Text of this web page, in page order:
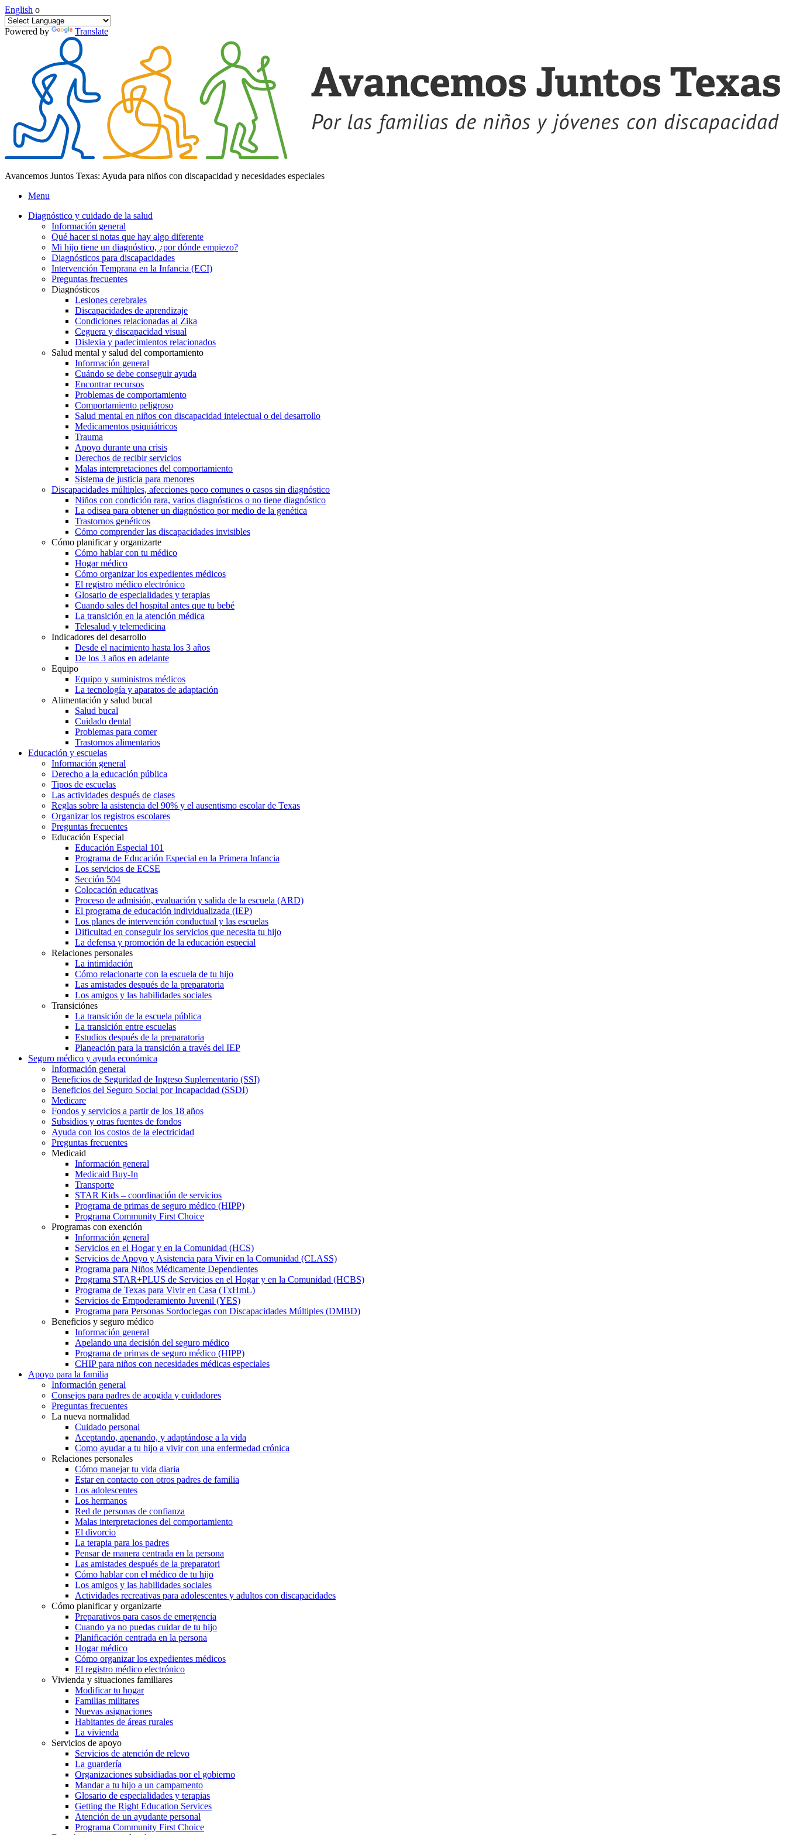
English o
Powered by Translate
Avancemos Juntos Texas: Ayuda para niños con discapacidad y necesidades especiales
Menu
Diagnóstico y cuidado de la salud
Información general
Qué hacer si notas que hay algo diferente
Mi hijo tiene un diagnóstico, ¿por dónde empiezo?
Diagnósticos para discapacidades
Intervención Temprana en la Infancia (ECI)
Preguntas frecuentes
Diagnósticos
Lesiones cerebrales
Discapacidades de aprendizaje
Condiciones relacionadas al Zika
Ceguera y discapacidad visual
Dislexia y padecimientos relacionados
Salud mental y salud del comportamiento
Información general
Cuándo se debe conseguir ayuda
Encontrar recursos
Problemas de comportamiento
Comportamiento peligroso
Salud mental en niños con discapacidad intelectual o del desarrollo
Medicamentos psiquiátricos
Trauma
Apoyo durante una crisis
Derechos de recibir servicios
Malas interpretaciones del comportamiento
Sistema de justicia para menores
Discapacidades múltiples, afecciones poco comunes o casos sin diagnóstico
Niños con condición rara, varios diagnósticos o no tiene diagnóstico
La odisea para obtener un diagnóstico por medio de la genética
Trastornos genéticos
Cómo comprender las discapacidades invisibles
Cómo planificar y organizarte
Cómo hablar con tu médico
Hogar médico
Cómo organizar los expedientes médicos
El registro médico electrónico
Glosario de especialidades y terapias
Cuando sales del hospital antes que tu bebé
La transición en la atención médica
Telesalud y telemedicina
Indicadores del desarrollo
Desde el nacimiento hasta los 3 años
De los 3 años en adelante
Equipo
Equipo y suministros médicos
La tecnología y aparatos de adaptación
Alimentación y salud bucal
Salud bucal
Cuidado dental
Problemas para comer
Trastornos alimentarios
Educación y escuelas
Información general
Derecho a la educación pública
Tipos de escuelas
Las actividades después de clases
Reglas sobre la asistencia del 90% y el ausentismo escolar de Texas
Organizar los registros escolares
Preguntas frecuentes
Educación Especial
Educación Especial 101
Programa de Educación Especial en la Primera Infancia
Los servicios de ECSE
Sección 504
Colocación educativas
Proceso de admisión, evaluación y salida de la escuela (ARD)
El programa de educación individualizada (IEP)
Los planes de intervención conductual y las escuelas
Dificultad en conseguir los servicios que necesita tu hijo
La defensa y promoción de la educación especial
Relaciones personales
La intimidación
Cómo relacionarte con la escuela de tu hijo
Las amistades después de la preparatoria
Los amigos y las habilidades sociales
Transiciónes
La transición de la escuela pública
La transición entre escuelas
Estudios después de la preparatoria
Planeación para la transición a través del IEP
Seguro médico y ayuda económica
Información general
Beneficios de Seguridad de Ingreso Suplementario (SSI)
Beneficios del Seguro Social por Incapacidad (SSDI)
Medicare
Fondos y servicios a partir de los 18 años
Subsidios y otras fuentes de fondos
Ayuda con los costos de la electricidad
Preguntas frecuentes
Medicaid
Información general
Medicaid Buy-In
Transporte
STAR Kids – coordinación de servicios
Programa de primas de seguro médico (HIPP)
Programa Community First Choice
Programas con exención
Información general
Servicios en el Hogar y en la Comunidad (HCS)
Servicios de Apoyo y Asistencia para Vivir en la Comunidad (CLASS)
Programa para Niños Médicamente Dependientes
Programa STAR+PLUS de Servicios en el Hogar y en la Comunidad (HCBS)
Programa de Texas para Vivir en Casa (TxHmL)
Servicios de Empoderamiento Juvenil (YES)
Programa para Personas Sordociegas con Discapacidades Múltiples (DMBD)
Beneficios y seguro médico
Información general
Apelando una decisión del seguro médico
Programa de primas de seguro médico (HIPP)
CHIP para niños con necesidades médicas especiales
Apoyo para la familia
Información general
Consejos para padres de acogida y cuidadores
Preguntas frecuentes
La nueva normalidad
Cuidado personal
Aceptando, apenando, y adaptándose a la vida
Como ayudar a tu hijo a vivir con una enfermedad crónica
Relaciones personales
Cómo manejar tu vida diaria
Estar en contacto con otros padres de familia
Los adolescentes
Los hermanos
Red de personas de confianza
Malas interpretaciones del comportamiento
El divorcio
La terapia para los padres
Pensar de manera centrada en la persona
Las amistades después de la preparatori
Cómo hablar con el médico de tu hijo
Los amigos y las habilidades sociales
Actividades recreativas para adolescentes y adultos con discapacidades
Cómo planificar y organizarte
Preparativos para casos de emergencia
Cuando ya no puedas cuidar de tu hijo
Planificación centrada en la persona
Hogar médico
Cómo organizar los expedientes médicos
El registro médico electrónico
Vivienda y situaciones familiares
Modificar tu hogar
Familias militares
Nuevas asignaciones
Habitantes de áreas rurales
La vivienda
Servicios de apoyo
Servicios de atención de relevo
La guardería
Organizaciones subsidiadas por el gobierno
Mandar a tu hijo a un campamento
Glosario de especialidades y terapias
Getting the Right Education Services
Atención de un ayudante personal
Programa Community First Choice